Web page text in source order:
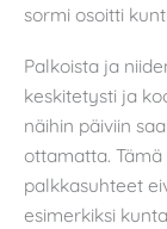
sormi osoitti
Palkoista ja
keskitetysti ja
näihin päiviin
ottamatta.
palkkasuhteet
esimerkiksi